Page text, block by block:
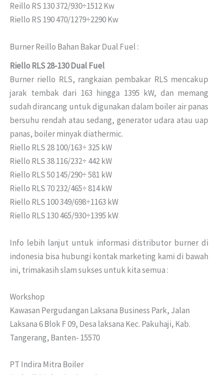
Reillo RS 130 372/930÷1512 Kw
Riello RS 190 470/1279÷2290 Kw
Burner Reillo Bahan Bakar Dual Fuel :
Riello RLS 28-130 Dual Fuel
Burner riello RLS, rangkaian pembakar RLS mencakup
jarak tembak dari 163 hingga 1395 kW, dan memang
sudah dirancang untuk digunakan dalam boiler air panas
bersuhu rendah atau sedang, generator udara atau uap
panas, boiler minyak diathermic.
Riello RLS 28 100/163÷ 325 kW
Riello RLS 38 116/232÷ 442 kW
Riello RLS 50 145/290÷ 581 kW
Riello RLS 70 232/465÷ 814 kW
Riello RLS 100 349/698÷1163 kW
Riello RLS 130 465/930÷1395 kW
Info lebih lanjut untuk informasi distributor burner di
indonesia bisa hubungi kontak marketing kami di bawah
ini, trimakasih slam sukses untuk kita semua :
Workshop
Kawasan Pergudangan Laksana Business Park, Jalan
Laksana 6 Blok F 09, Desa laksana Kec. Pakuhaji, Kab.
Tangerang, Banten- 15570
PT Indira Mitra Boiler